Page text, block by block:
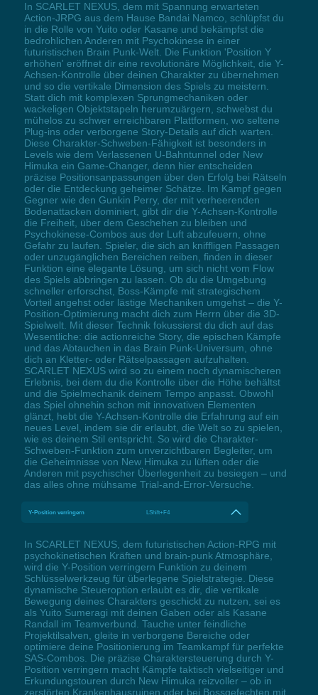
In SCARLET NEXUS, dem mit Spannung erwarteten
Action-JRPG aus dem Hause Bandai Namco, schlüpfst du
in die Rolle von Yuito oder Kasane und bekämpfst die
bedrohlichen Anderen mit Psychokinese in einer
futuristischen Brain Punk-Welt. Die Funktion 'Position Y
erhöhen' eröffnet dir eine revolutionäre Möglichkeit, die Y-
Achsen-Kontrolle über deinen Charakter zu übernehmen
und so die vertikale Dimension des Spiels zu meistern.
Statt dich mit komplexen Sprungmechaniken oder
wackeligen Objektstapeln herumzuärgern, schwebst du
mühelos zu schwer erreichbaren Plattformen, wo seltene
Plug-ins oder verborgene Story-Details auf dich warten.
Diese Charakter-Schweben-Fähigkeit ist besonders in
Levels wie dem Verlassenen U-Bahntunnel oder New
Himuka ein Game-Changer, denn hier entscheiden
präzise Positionsanpassungen über den Erfolg bei Rätseln
oder die Entdeckung geheimer Schätze. Im Kampf gegen
Gegner wie den Gunkin Perry, der mit verheerenden
Bodenattacken dominiert, gibt dir die Y-Achsen-Kontrolle
die Freiheit, über dem Geschehen zu bleiben und
Psychokinese-Combos aus der Luft abzufeuern, ohne
Gefahr zu laufen. Spieler, die sich an kniffligen Passagen
oder unzugänglichen Bereichen reiben, finden in dieser
Funktion eine elegante Lösung, um sich nicht vom Flow
des Spiels abbringen zu lassen. Ob du die Umgebung
schneller erforschst, Boss-Kämpfe mit strategischem
Vorteil angehst oder lästige Mechaniken umgehst – die Y-
Position-Optimierung macht dich zum Herrn über die 3D-
Spielwelt. Mit dieser Technik fokussierst du dich auf das
Wesentliche: die actionreiche Story, die epischen Kämpfe
und das Abtauchen in das Brain Punk-Universum, ohne
dich an Kletter- oder Rätselpassagen aufzuhalten.
SCARLET NEXUS wird so zu einem noch dynamischeren
Erlebnis, bei dem du die Kontrolle über die Höhe behältst
und die Spielmechanik deinem Tempo anpasst. Obwohl
das Spiel ohnehin schon mit innovativen Elementen
glänzt, hebt die Y-Achsen-Kontrolle die Erfahrung auf ein
neues Level, indem sie dir erlaubt, die Welt so zu spielen,
wie es deinem Stil entspricht. So wird die Charakter-
Schweben-Funktion zum unverzichtbaren Begleiter, um
die Geheimnisse von New Himuka zu lüften oder die
Anderen mit psychischer Überlegenheit zu besiegen – und
das alles ohne mühsame Trial-and-Error-Versuche.
Y-Position verringern LShift+F4
In SCARLET NEXUS, dem futuristischen Action-RPG mit
psychokinetischen Kräften und brain-punk Atmosphäre,
wird die Y-Position verringern Funktion zu deinem
Schlüsselwerkzeug für überlegene Spielstrategie. Diese
dynamische Steueroption erlaubt es dir, die vertikale
Bewegung deines Charakters geschickt zu nutzen, sei es
als Yuito Sumeragi mit deinen Gaben oder als Kasane
Randall im Teamverbund. Tauche unter feindliche
Projektilsalven, gleite in verborgene Bereiche oder
optimiere deine Positionierung im Teamkampf für perfekte
SAS-Combos. Die präzise Charaktersteuerung durch Y-
Position verringern macht Kämpfe taktisch vielseitiger und
Erkundungstouren durch New Himuka reizvoller – ob in
zerstörten Krankenhausruinen oder bei Bossgefechten mit